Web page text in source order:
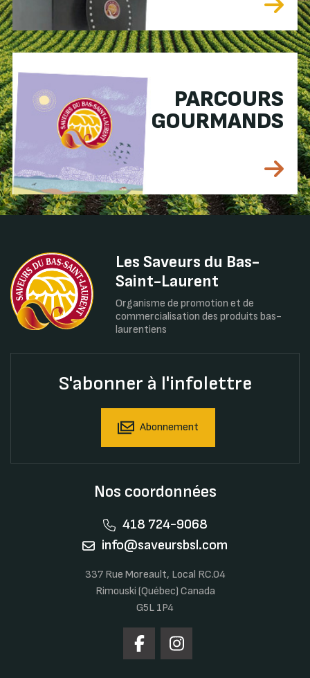
PARCOURS
GOURMANDS
Les Saveurs du Bas-
Saint-Laurent
Organisme de promotion et de
commercialisation des produits bas-
laurentiens
S'abonner à l'infolettre
Abonnement
Nos coordonnées
418 724-9068
info@saveursbsl.com
337 Rue Moreault, Local RC.04
Rimouski (Québec) Canada
G5L 1P4